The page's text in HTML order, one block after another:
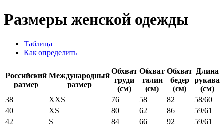
Размеры женской одежды
Таблица
Как определить
Российский
размер
Международный
размер
Обхват
груди
(см)
Обхват
талии
(см)
Обхват
бедер
(см)
Длина
рукава
(см)
38
XXS 76 58 82
58/60
40
XS 80 62 86
59/61
42
S 84 66 92
59/61